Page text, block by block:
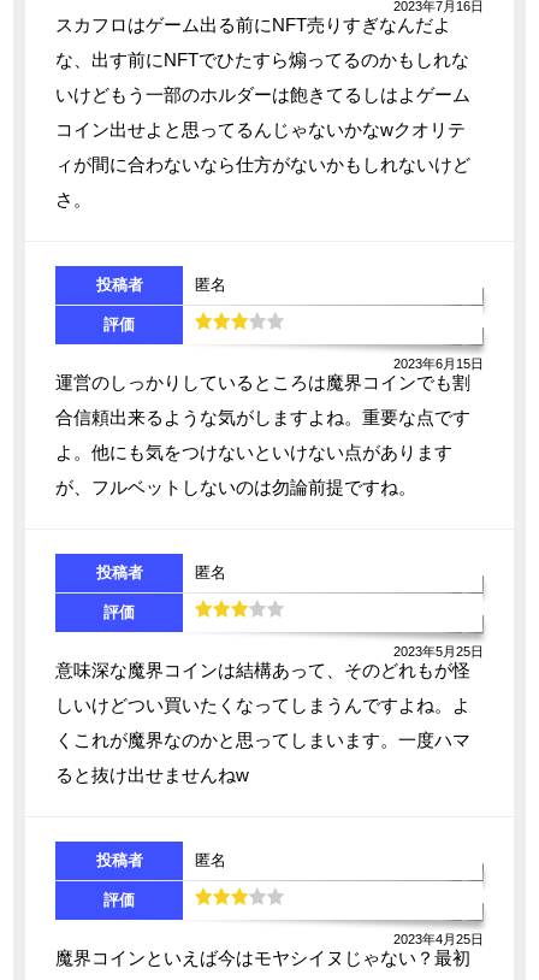
2023年7月16日
スカフロはゲーム出る前にNFT売りすぎなんだよ
な、出す前にNFTでひたすら煽ってるのかもしれな
いけどもう一部のホルダーは飽きてるしはよゲーム
コイン出せよと思ってるんじゃないかなwクオリテ
ィが間に合わないなら仕方がないかもしれないけど
さ。
投稿者 匿名
評価
2023年6月15日
運営のしっかりしているところは魔界コインでも割
合信頼出来るような気がしますよね。重要な点です
よ。他にも気をつけないといけない点があります
が、フルベットしないのは勿論前提ですね。
投稿者 匿名
評価
2023年5月25日
意味深な魔界コインは結構あって、そのどれもが怪
しいけどつい買いたくなってしまうんですよね。よ
くこれが魔界なのかと思ってしまいます。一度ハマ
ると抜け出せませんねw
投稿者 匿名
評価
2023年4月25日
魔界コインといえば今はモヤシイヌじゃない？最初